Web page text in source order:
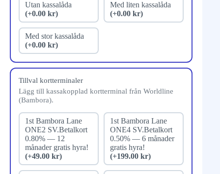
Utan kassalåda
(+0.00 kr)
Med liten kassalåda
(+0.00 kr)
Med stor kassalåda
(+0.00 kr)
Tillval kortterminaler
Lägg till kassakopplad kortterminal från Worldline
(Bambora).
1st Bambora Lane
ONE2 SV.Betalkort
0.80% — 12
månader gratis hyra!
(+49.00 kr)
1st Bambora Lane
ONE4 SV.Betalkort
0.50% — 6 månader
gratis hyra!
(+199.00 kr)